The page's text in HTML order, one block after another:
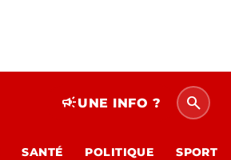
campaignUNE INFO ? search
SANTÉ POLITIQUE SPORT